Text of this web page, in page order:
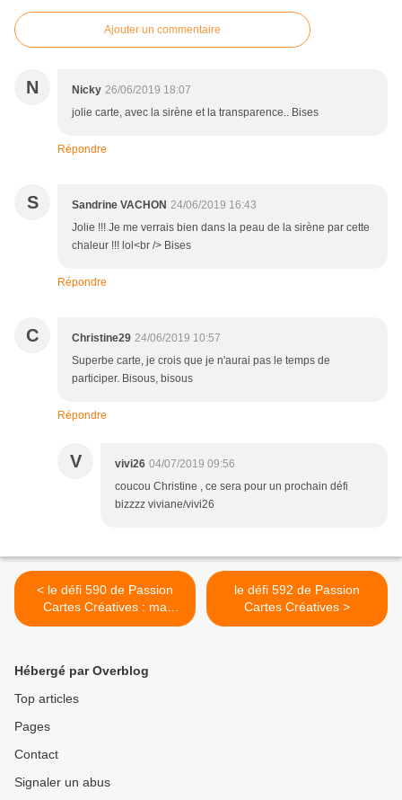
Ajouter un commentaire
N Nicky 26/06/2019 18:07
jolie carte, avec la sirène et la transparence.. Bises
Répondre
S Sandrine VACHON 24/06/2019 16:43
Jolie !!! Je me verrais bien dans la peau de la sirène par cette
chaleur !!! lol<br /> Bises
Répondre
C Christine29 24/06/2019 10:57
Superbe carte, je crois que je n'aurai pas le temps de
participer. Bisous, bisous
Répondre
V vivi26 04/07/2019 09:56
coucou Christine , ce sera pour un prochain défi
bizzzz viviane/vivi26
< le défi 590 de Passion
Cartes Créatives : ma
proposition
le défi 592 de Passion
Cartes Créatives >
Hébergé par Overblog
Top articles
Pages
Contact
Signaler un abus